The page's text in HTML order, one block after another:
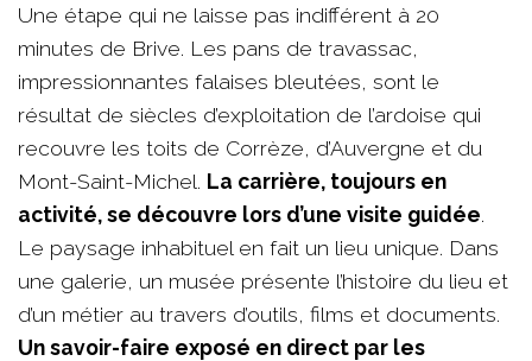
Une étape qui ne laisse pas indifférent à 20
minutes de Brive. Les pans de travassac,
impressionnantes falaises bleutées, sont le
résultat de siècles d’exploitation de l’ardoise qui
recouvre les toits de Corrèze, d’Auvergne et du
Mont-Saint-Michel. La carrière, toujours en
activité, se découvre lors d’une visite guidée.
Le paysage inhabituel en fait un lieu unique. Dans
une galerie, un musée présente l’histoire du lieu et
d’un métier au travers d’outils, films et documents.
Un savoir-faire exposé en direct par les